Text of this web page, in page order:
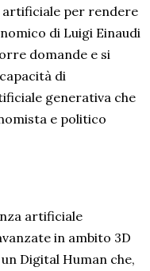
artificiale per rendere
di Luigi Einaudi
domande e si
di
generativa che
e politico
artificiale
in ambito 3D
Digital Human che,